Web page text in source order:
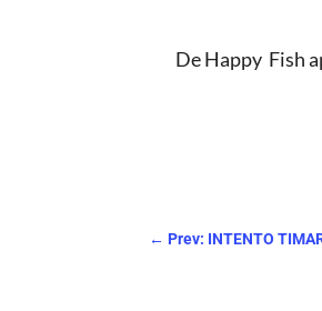
De Happy Fish
← Prev: INTENTO